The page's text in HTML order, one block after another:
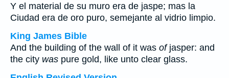
Y el material de su muro era de jaspe; mas la
Ciudad era de oro puro, semejante al vidrio limpio.
King James Bible
And the building of the wall of it was ofjasper: and
the city was pure gold, like unto clear glass.